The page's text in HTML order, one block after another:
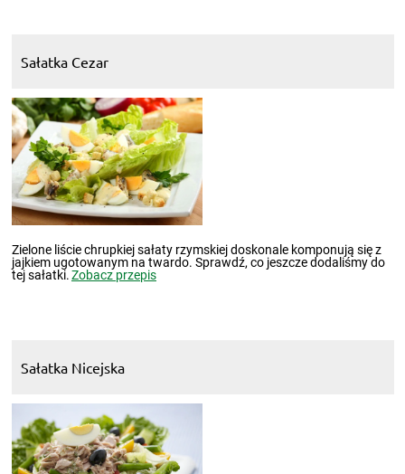
Sałatka Cezar
Zielone liście chrupkiej sałaty rzymskiej doskonale komponują się z
jajkiem ugotowanym na twardo. Sprawdź, co jeszcze dodaliśmy do
tej sałatki.Zobacz przepis
Sałatka Nicejska